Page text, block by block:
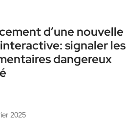
d’une nouvelle
signaler les
dangereux
2025